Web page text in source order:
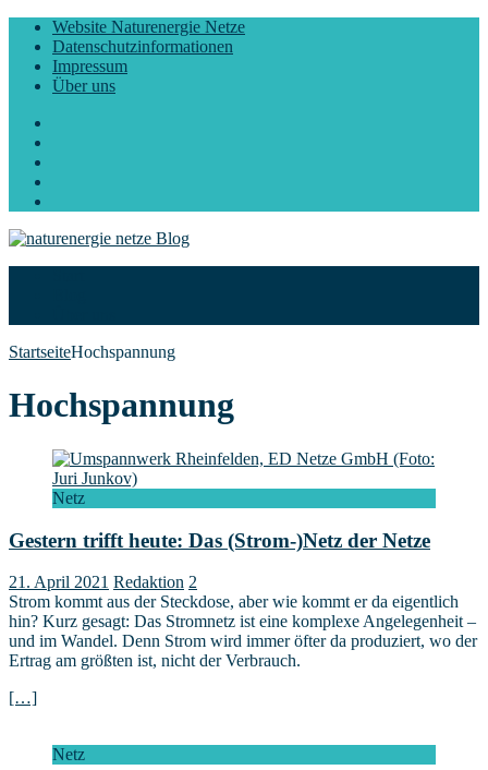
Website Naturenergie Netze
Datenschutzinformationen
Impressum
Über uns
StartseiteHochspannung
Hochspannung
Netz
Gestern trifft heute: Das (Strom-)Netz der Netze
21. April 2021 Redaktion 2
Strom kommt aus der Steckdose, aber wie kommt er da eigentlich
hin? Kurz gesagt: Das Stromnetz ist eine komplexe Angelegenheit –
und im Wandel. Denn Strom wird immer öfter da produziert, wo der
Ertrag am größten ist, nicht der Verbrauch.
[…]
Netz